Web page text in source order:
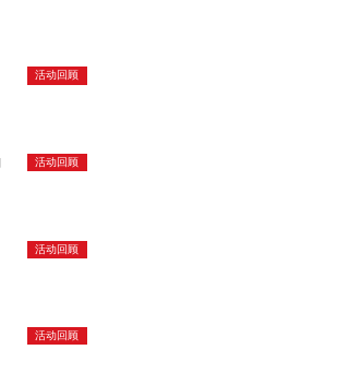
活动回顾
活动回顾
活动回顾
活动回顾